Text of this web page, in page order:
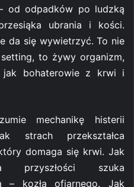
od odpadków po ludzką
ubrania i kości.
da się wywietrzyć. To nie
to żywy organizm,
jak bohaterowie z krwi i
mechanikę histerii
strach przekształca
domaga się krwi. Jak
przyszłości szuka
– kozła ofiarnego. Jak